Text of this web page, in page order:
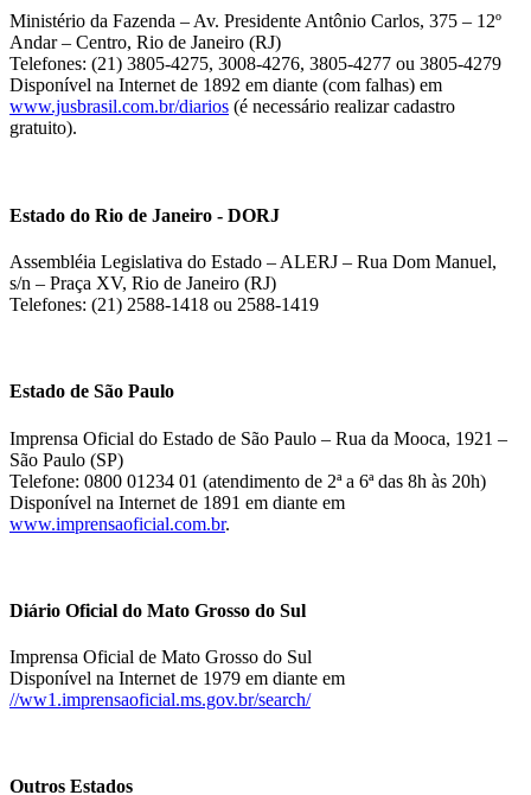
Ministério da Fazenda – Av. Presidente Antônio Carlos, 375 – 12º
Andar – Centro, Rio de Janeiro (RJ)
Telefones: (21) 3805-4275, 3008-4276, 3805-4277 ou 3805-4279
Disponível na Internet de 1892 em diante (com falhas) em
www.jusbrasil.com.br/diarios (é necessário realizar cadastro
gratuito).
Estado do Rio de Janeiro - DORJ
Assembléia Legislativa do Estado – ALERJ – Rua Dom Manuel,
s/n – Praça XV, Rio de Janeiro (RJ)
Telefones: (21) 2588-1418 ou 2588-1419
Estado de São Paulo
Imprensa Oficial do Estado de São Paulo – Rua da Mooca, 1921 –
São Paulo (SP)
Telefone: 0800 01234 01 (atendimento de 2ª a 6ª das 8h às 20h)
Disponível na Internet de 1891 em diante em
www.imprensaoficial.com.br.
Diário Oficial do Mato Grosso do Sul
Imprensa Oficial de Mato Grosso do Sul
Disponível na Internet de 1979 em diante em
//ww1.imprensaoficial.ms.gov.br/search/
Outros Estados